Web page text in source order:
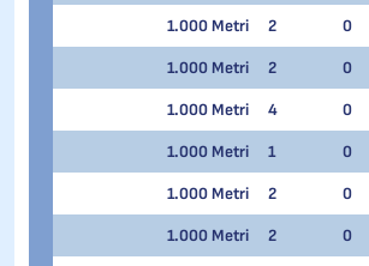
1.000 Metri 2 0
1.000 Metri 2 0
1.000 Metri 4 0
1.000 Metri 1 0
1.000 Metri 2 0
1.000 Metri 2 0